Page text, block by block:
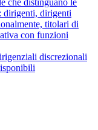
che distinguano le
dirigenti, dirigenti
titolari di
con funzioni
discrezionali